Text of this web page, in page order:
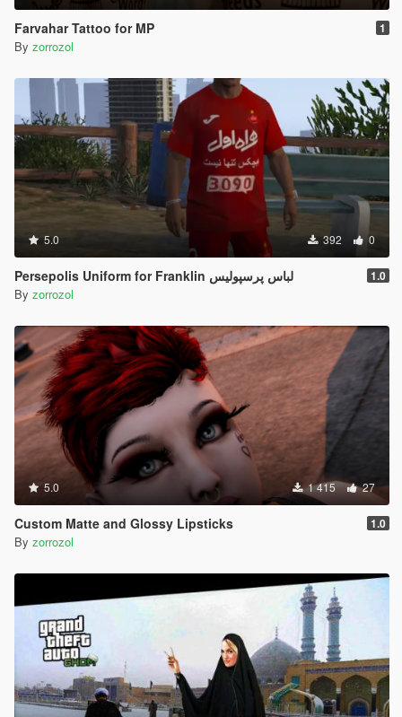
Farvahar Tattoo for MP 1
By zorrozol
5.0 392 0
Persepolis Uniform for Franklin لباس پرسپولیس 1.0
By zorrozol
5.0 1 415 27
Custom Matte and Glossy Lipsticks 1.0
By zorrozol